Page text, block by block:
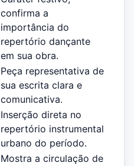
confirma a
importância do
repertório dançante
em sua obra.
Peça representativa de
sua escrita clara e
comunicativa.
Inserção direta no
repertório instrumental
urbano do período.
Mostra a circulação de